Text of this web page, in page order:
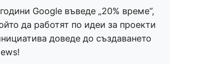
Google въведе „20% време“,
да работят по идеи за проекти
доведе до създаването